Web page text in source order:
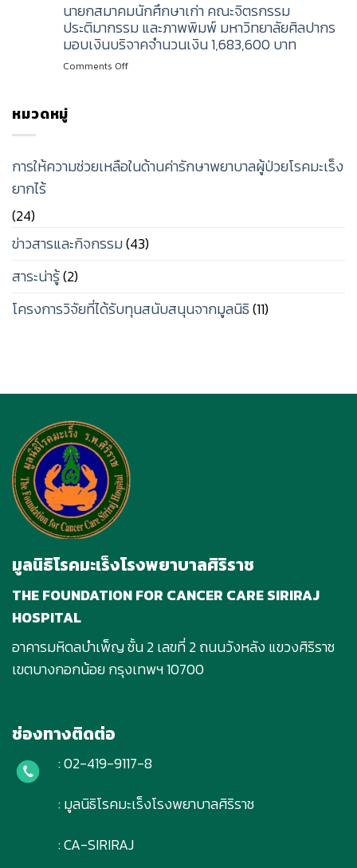
ประจำ
ปี
2566
โฮป
ฟูล
จำกัด
(สำนักงาน
ใหญ่)
บาท
ร่วม
เหลือ
ผู้
ยากไร้
นายกสมาคมนักศึกษาเก่า คณะจิตรกรรม
ประติมากรรม และภาพพิมพ์ มหาวิทยาลัยศิลปากร
มอบเงินบริจาคจำนวนเงิน 1,683,600 บาท
Comments Offon
จิตรกรรม
ประติมากรรม
ศิลปากร
จำนวน
เงิน
หมวดหมู่
การให้ความช่วยเหลือในด้านค่ารักษาพยาบาลผู้ป่วยโรคมะเร็ง
ยากไร้
(24)
ข่าวสารและกิจกรรม(43)
สาระน่ารู้(2)
โครงการวิจัยที่ได้รับทุนสนับสนุนจากมูลนิธิ(11)
มูลนิธิโรคมะเร็งโรงพยาบาลศิริราช
THE FOUNDATION FOR CANCER CARE SIRIRAJ
HOSPITAL
อาคารมหิดลบําเพ็ญ ชั้น 2 เลขที่ 2 ถนนวังหลัง แขวงศิริราช
เขตบางกอกน้อย กรุงเทพฯ 10700
ช่องทางติดต่อ
: 02-419-9117-8
: มูลนิธิโรคมะเร็งโรงพยาบาลศิริราช
: CA-SIRIRAJ